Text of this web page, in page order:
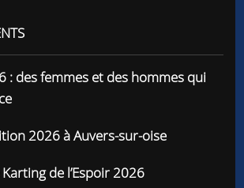
: des femmes et des hommes qui
2026 à Auvers-sur-oise
de l’Espoir 2026